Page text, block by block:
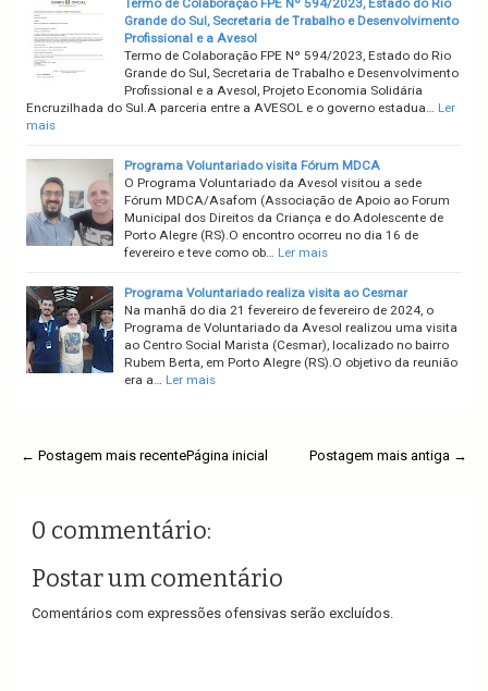
Termo de Colaboração FPE Nº 594/2023, Estado do Rio
Grande do Sul, Secretaria de Trabalho e Desenvolvimento
Profissional e a Avesol
Termo de Colaboração FPE Nº 594/2023, Estado do Rio
Grande do Sul, Secretaria de Trabalho e Desenvolvimento
Profissional e a Avesol, Projeto Economia Solidária
Encruzilhada do Sul.A parceria entre a AVESOL e o governo estadua… Ler
mais
Programa Voluntariado visita Fórum MDCA
O Programa Voluntariado da Avesol visitou a sede
Fórum MDCA/Asafom (Associação de Apoio ao Forum
Municipal dos Direitos da Criança e do Adolescente de
Porto Alegre (RS).O encontro ocorreu no dia 16 de
fevereiro e teve como ob… Ler mais
Programa Voluntariado realiza visita ao Cesmar
Na manhã do dia 21 fevereiro de fevereiro de 2024, o
Programa de Voluntariado da Avesol realizou uma visita
ao Centro Social Marista (Cesmar), localizado no bairro
Rubem Berta, em Porto Alegre (RS).O objetivo da reunião
era a… Ler mais
← Postagem mais recente Postagem mais antiga →
Página inicial
0 commentário:
Postar um comentário
Comentários com expressões ofensivas serão excluídos.